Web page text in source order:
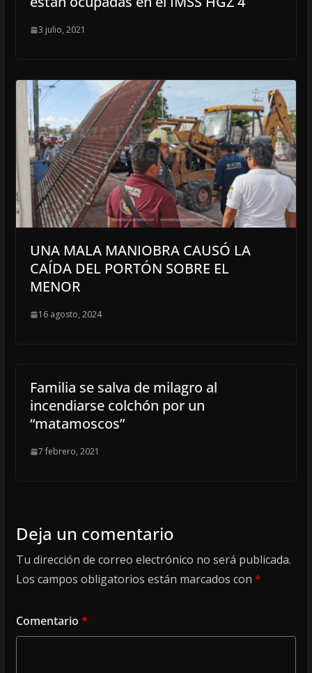
3 julio, 2021
UNA MALA MANIOBRA CAUSÓ LA
CAÍDA DEL PORTÓN SOBRE EL
MENOR
16 agosto, 2024
Familia se salva de milagro al
incendiarse colchón por un
“matamoscos”
7 febrero, 2021
Deja un comentario
Tu dirección de correo electrónico no será publicada.
Los campos obligatorios están marcados con *
Comentario *